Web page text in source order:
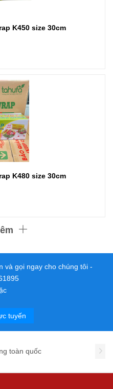
K450 size 30cm
K480 size 30cm
và gọi ngay cho chúng tôi -
tuyến
toàn quốc